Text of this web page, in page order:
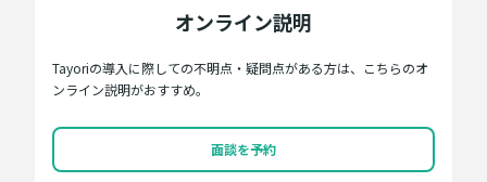
オンライン説明
Tayoriの導入に際しての不明点・疑問点がある方は、こちらのオ
ンライン説明がおすすめ。
面談を予約